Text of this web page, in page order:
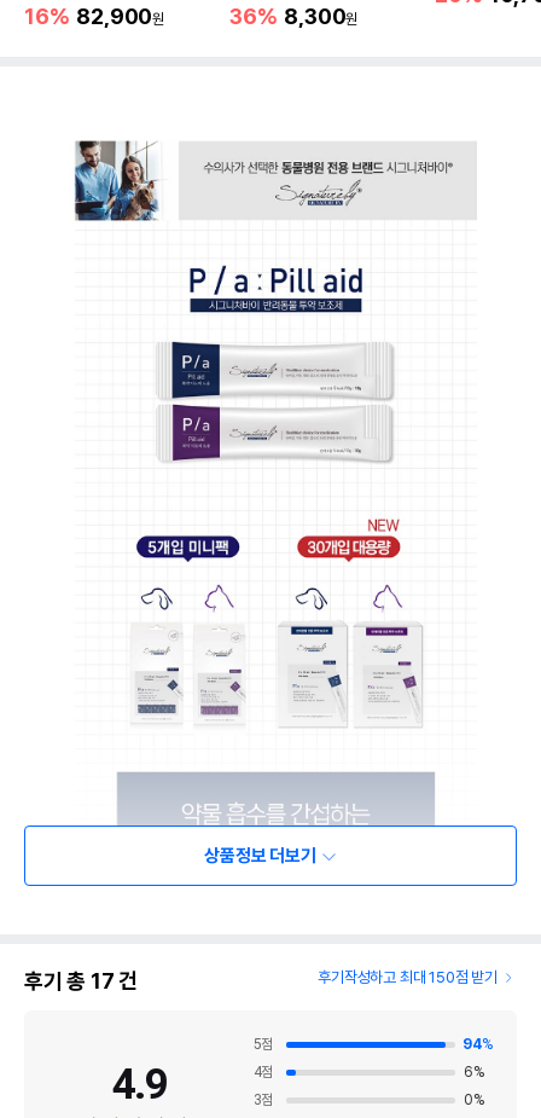
바모래
16% 82,900원
0kg)
36% 8,300원
상품정보 더보기
후기 총 17건 후기작성하고 최대 150점 받기
4.9
5점 94%
4점 6%
3점 0%